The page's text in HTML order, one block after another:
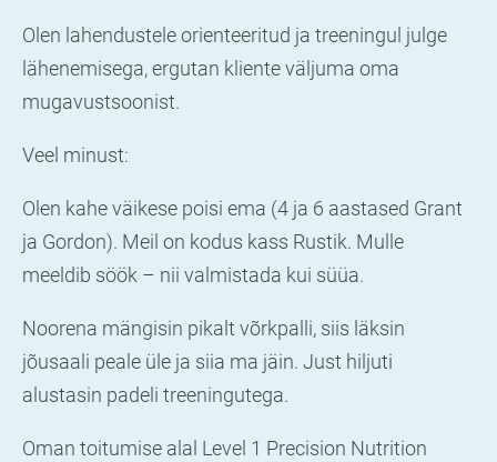
Olen lahendustele orienteeritud ja treeningul julge
lähenemisega, ergutan kliente väljuma oma
mugavustsoonist.
Veel minust:
Olen kahe väikese poisi ema (4 ja 6 aastased Grant
ja Gordon). Meil on kodus kass Rustik. Mulle
meeldib söök – nii valmistada kui süüa.
Noorena mängisin pikalt võrkpalli, siis läksin
jõusaali peale üle ja siia ma jäin. Just hiljuti
alustasin padeli treeningutega.
Oman toitumise alal Level 1 Precision Nutrition